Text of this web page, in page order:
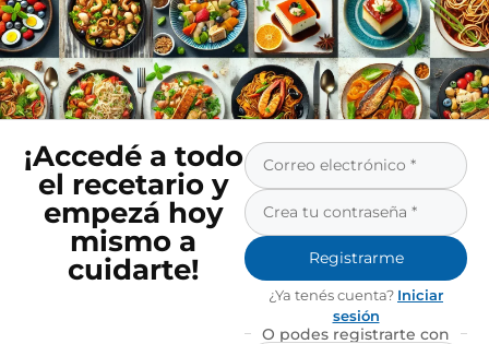
¡Accedé a todo
el recetario y
empezá hoy
mismo a
cuidarte!
Registrarme
¿Ya tenés cuenta? Iniciar
sesión
O podes registrarte con